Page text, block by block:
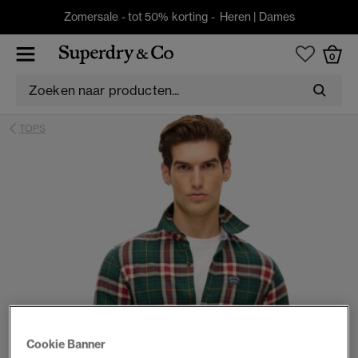
Zomersale - tot 50% korting - Heren | Dames
0
TOPS
Cookie Banner